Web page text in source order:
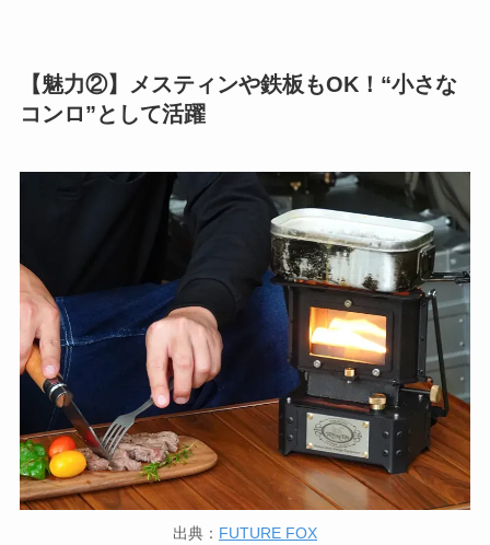
【魅力②】メスティンや鉄板もOK！“小さな
コンロ”として活躍
出典： FUTURE FOX